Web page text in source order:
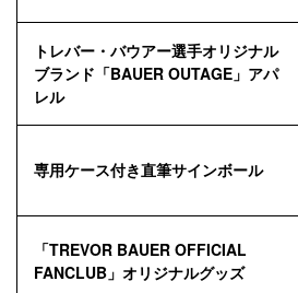
トレバー・バウアー選手オリジナル
ブランド「BAUER OUTAGE」アパ
レル
専用ケース付き直筆サインボール
「TREVOR BAUER OFFICIAL
FANCLUB」オリジナルグッズ